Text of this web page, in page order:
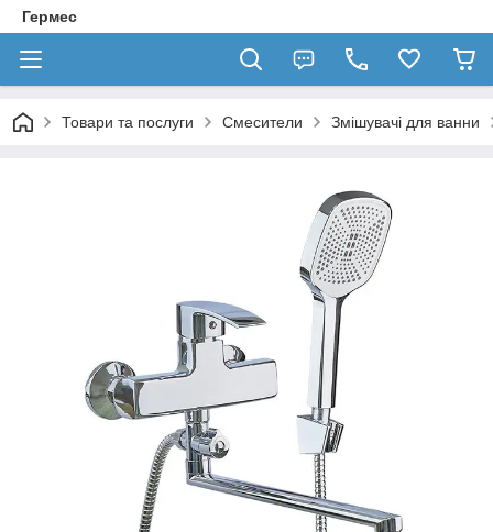
Гермес
Товари та послуги Смесители Змішувачі для ванни